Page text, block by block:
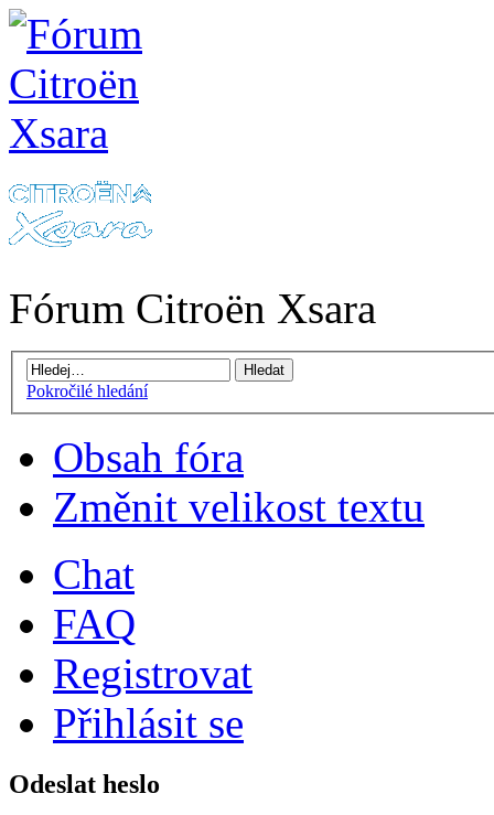
Fórum Citroën Xsara
Pokročilé hledání
Obsah fóra
Změnit velikost textu
Chat
FAQ
Registrovat
Přihlásit se
Odeslat heslo